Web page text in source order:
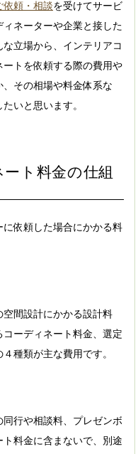
依頼・相談を受けてサービ
ネーターや企業と接した
立場から、インテリアコ
トを依頼する際の費用や
その相場や料金体系な
いと思います。
ト料金の仕組
依頼した場合にかかる料
間設計にかかる設計料
ーディネート料金、選定
種類が主な費用です。
行や相談料、プレゼンボ
料金に含まないで、別途